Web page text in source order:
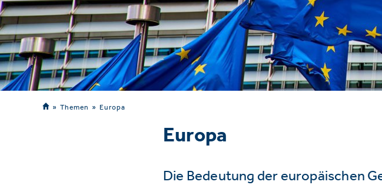
Themen Europa
Europa
Die Bedeutung der europäischen